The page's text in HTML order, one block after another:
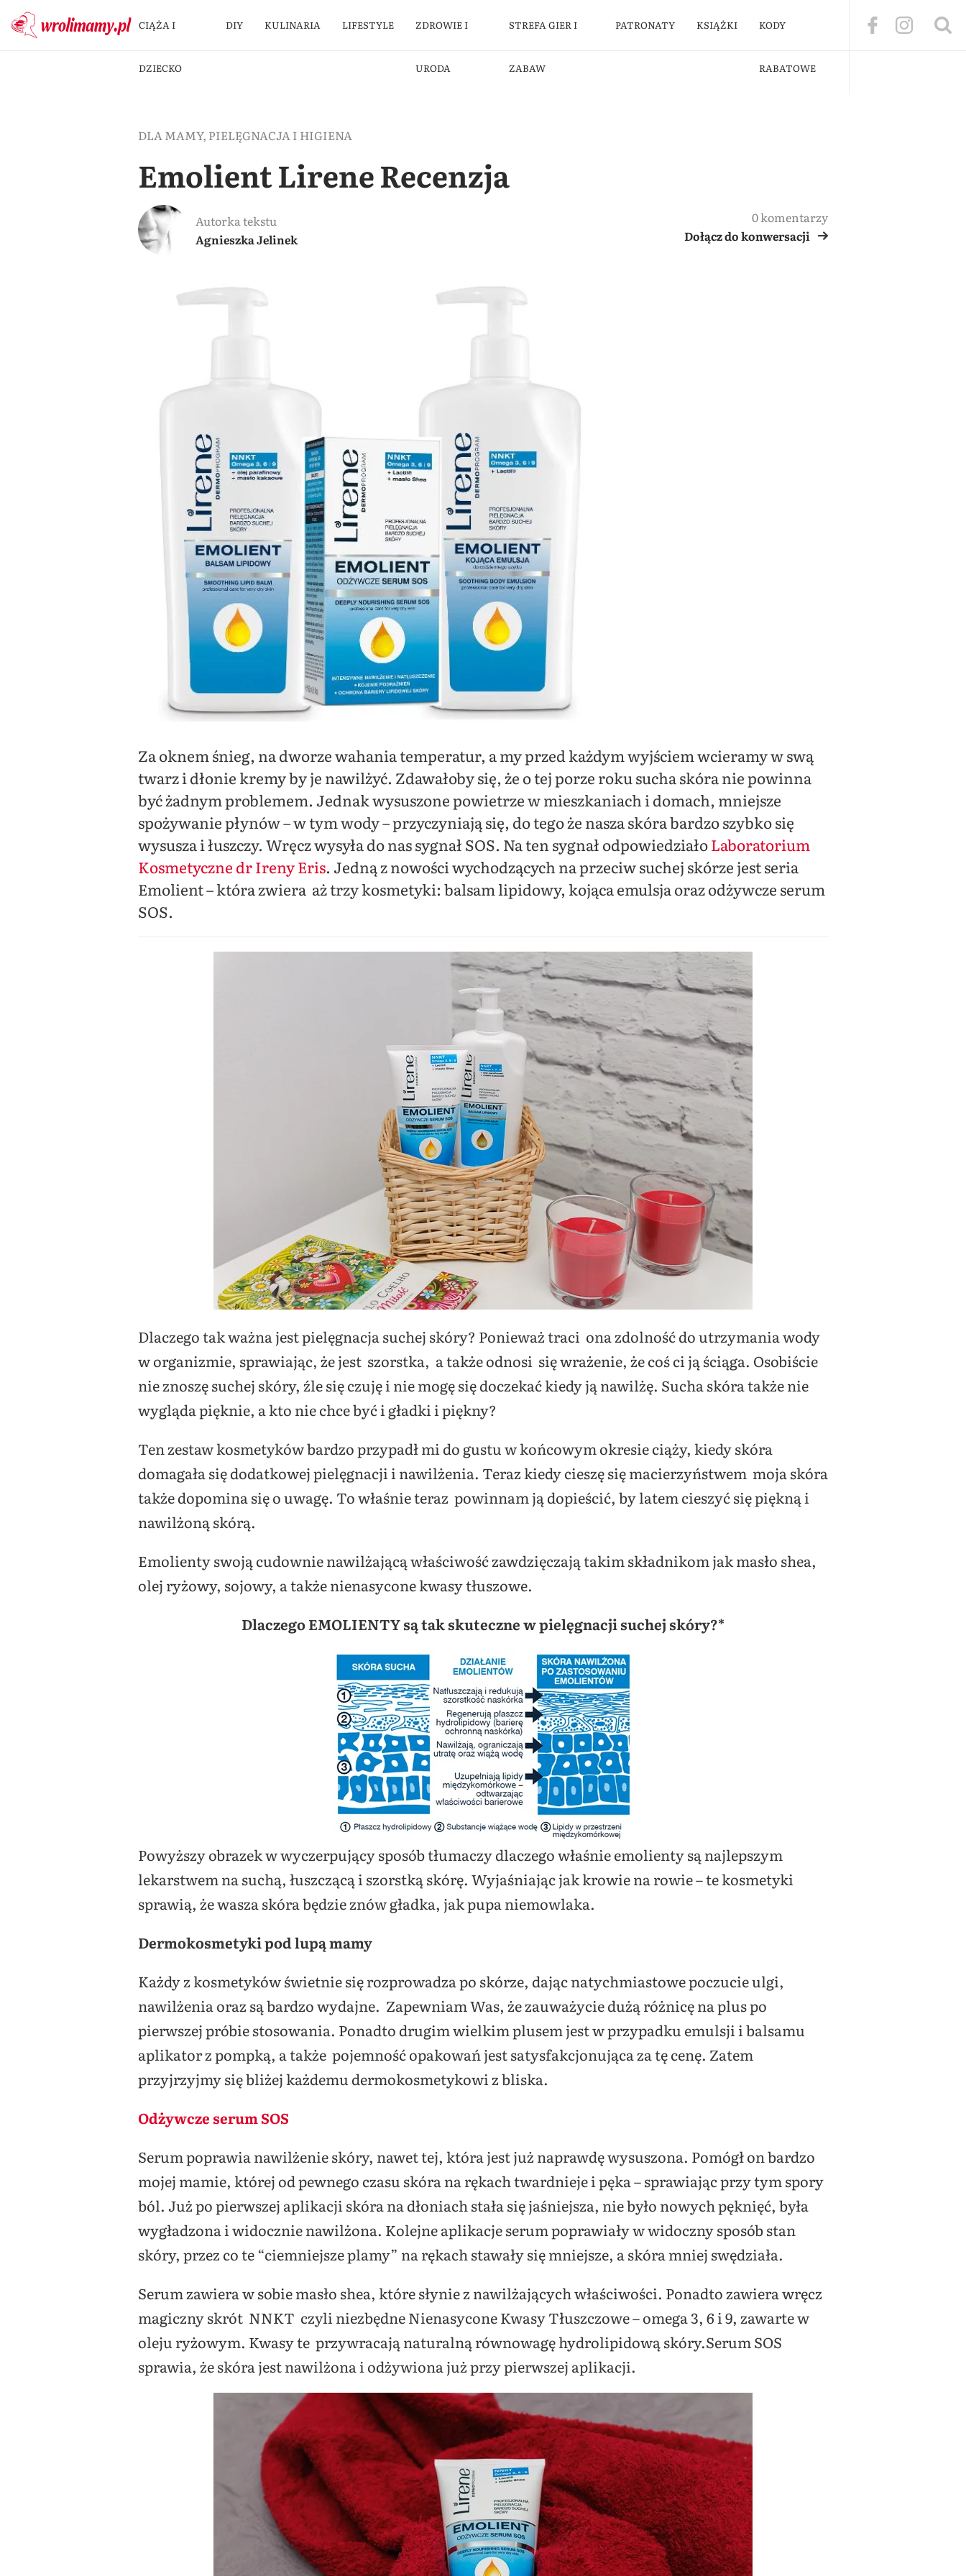
CIĄŻA I
DZIECKO
DIY KULINARIA LIFESTYLE ZDROWIE I
URODA
STREFA GIER I
ZABAW
PATRONATY KSIĄŻKI KODY
RABATOWE
DLA MAMY, PIELĘGNACJA I HIGIENA
Emolient Lirene Recenzja
Autorka tekstu
Agnieszka Jelinek
0 komentarzy
Dołącz do konwersacji
Za oknem śnieg, na dworze wahania temperatur, a my przed każdym wyjściem wcieramy w swą
twarz i dłonie kremy by je nawilżyć. Zdawałoby się, że o tej porze roku sucha skóra nie powinna
być żadnym problemem. Jednak wysuszone powietrze w mieszkaniach i domach, mniejsze
spożywanie płynów – w tym wody – przyczyniają się, do tego że nasza skóra bardzo szybko się
wysusza i łuszczy. Wręcz wysyła do nas sygnał SOS. Na ten sygnał odpowiedziałoLaboratorium
Kosmetyczne dr Ireny Eris. Jedną z nowości wychodzących na przeciw suchej skórze jest seria
Emolient – która zwiera aż trzy kosmetyki: balsam lipidowy, kojąca emulsja oraz odżywcze serum
SOS.
Dlaczego tak ważna jest pielęgnacja suchej skóry? Ponieważ traci ona zdolność do utrzymania wody
w organizmie, sprawiając, że jest szorstka, a także odnosi się wrażenie, że coś ci ją ściąga. Osobiście
nie znoszę suchej skóry, źle się czuję i nie mogę się doczekać kiedy ją nawilżę. Sucha skóra także nie
wygląda pięknie, a kto nie chce być i gładki i piękny?
Ten zestaw kosmetyków bardzo przypadł mi do gustu w końcowym okresie ciąży, kiedy skóra
domagała się dodatkowej pielęgnacji i nawilżenia. Teraz kiedy cieszę się macierzyństwem moja skóra
także dopomina się o uwagę. To właśnie teraz powinnam ją dopieścić, by latem cieszyć się piękną i
nawilżoną skórą.
Emolienty swoją cudownie nawilżającą właściwość zawdzięczają takim składnikom jak masło shea,
olej ryżowy, sojowy, a także nienasycone kwasy tłuszowe.
Dlaczego EMOLIENTY są tak skuteczne w pielęgnacji suchej skóry?*
Powyższy obrazek w wyczerpujący sposób tłumaczy dlaczego właśnie emolienty są najlepszym
lekarstwem na suchą, łuszczącą i szorstką skórę. Wyjaśniając jak krowie na rowie – te kosmetyki
sprawią, że wasza skóra będzie znów gładka, jak pupa niemowlaka.
Dermokosmetyki pod lupą mamy
Każdy z kosmetyków świetnie się rozprowadza po skórze, dając natychmiastowe poczucie ulgi,
nawilżenia oraz są bardzo wydajne. Zapewniam Was, że zauważycie dużą różnicę na plus po
pierwszej próbie stosowania. Ponadto drugim wielkim plusem jest w przypadku emulsji i balsamu
aplikator z pompką, a także pojemność opakowań jest satysfakcjonująca za tę cenę. Zatem
przyjrzyjmy się bliżej każdemu dermokosmetykowi z bliska.
Odżywcze serum SOS
Serum poprawia nawilżenie skóry, nawet tej, która jest już naprawdę wysuszona. Pomógł on bardzo
mojej mamie, której od pewnego czasu skóra na rękach twardnieje i pęka – sprawiając przy tym spory
ból. Już po pierwszej aplikacji skóra na dłoniach stała się jaśniejsza, nie było nowych pęknięć, była
wygładzona i widocznie nawilżona. Kolejne aplikacje serum poprawiały w widoczny sposób stan
skóry, przez co te “ciemniejsze plamy” na rękach stawały się mniejsze, a skóra mniej swędziała.
Serum zawiera w sobie masło shea, które słynie z nawilżających właściwości. Ponadto zawiera wręcz
magiczny skrót NNKT czyli niezbędne Nienasycone Kwasy Tłuszczowe – omega 3, 6 i 9, zawarte w
oleju ryżowym. Kwasy te przywracają naturalną równowagę hydrolipidową skóry.Serum SOS
sprawia, że skóra jest nawilżona i odżywiona już przy pierwszej aplikacji.